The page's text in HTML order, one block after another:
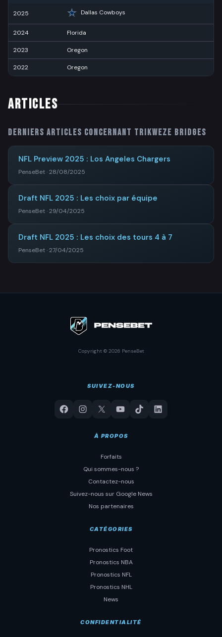
2025 Dallas Cowboys
2024 Florida
2023 Oregon
2022 Oregon
ARTICLES
Derniers articles concernant Trikweze Bridges
NFL Preview 2025 : Los Angeles Chargers
PenseBet · 28/08/2025
Draft NFL 2025 : Les choix par équipe
PenseBet · 29/04/2025
Draft NFL 2025 : Les choix des tours 4 à 7
PenseBet · 27/04/2025
Copyright © 2026 PenseBet
SUIVEZ-NOUS
À PROPOS
Forfaits
Qui sommes-nous ?
Contactez-nous
Suivez-nous sur Google News
Nos partenaires
CATÉGORIES
Pronostics Foot
Pronostics NBA
Pronostics NFL
Pronostics NHL
News
CONFIDENTIALITÉ